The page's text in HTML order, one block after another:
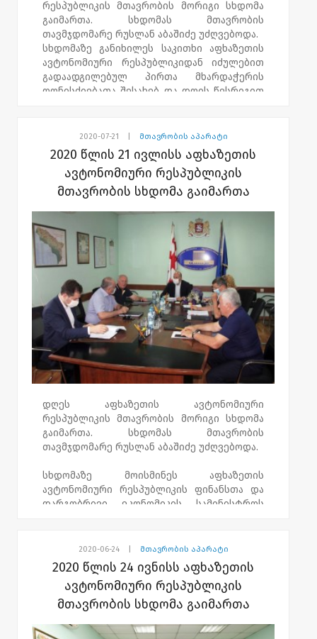
რესპუბლიკის მთავრობის მორიგი სხდომა
გაიმართა. სხდომას მთავრობის
თავმჯდომარე რუსლან აბაშიძე უძღვებოდა.
სხდომაზე განიხილეს საკითხი აფხაზეთის
ავტონომიური რესპუბლიკიდან იძულებით
გადაადგილებულ პირთა მხარდაჭერის
ღონისძიებათა შესახებ და დღის წესრიგით
2020-07-21 მთავრობის აპარატი
2020 წლის 21 ივლისს აფხაზეთის
ავტონომიური რესპუბლიკის
მთავრობის სხდომა გაიმართა
დღეს აფხაზეთის ავტონომიური
რესპუბლიკის მთავრობის მორიგი სხდომა
გაიმართა. სხდომას მთავრობის
თავმჯდომარე რუსლან აბაშიძე უძღვებოდა.
სხდომაზე მოისმინეს აფხაზეთის
ავტონომიური რესპუბლიკის ფინანსთა და
დარგობრივი ეკონომიკის სამინისტროს
ბიუჯეტის შესრულების 6 თვის შედეგების
შესახებ. ასევე, განიხილეს აფხაზეთის
ავტონომიური რესპუბლიკის 2021-2024
წლების საშუალოვადიანი სამოქმედო გეგმა
- პრიორიტეტების დოკუმენტი და
კანონპროექტი „აფხაზეთის ავტონომიური
2020-06-24| მთავრობის აპარატი
2020 წლის 24 ივნისს აფხაზეთის
ავტონომიური რესპუბლიკის
მთავრობის სხდომა გაიმართა